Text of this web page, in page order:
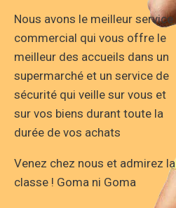
Nous avons le meilleur service
commercial qui vous offre le
meilleur des accueils dans un
supermarché et un service de
sécurité qui veille sur vous et
sur vos biens durant toute la
durée de vos achats
Venez chez nous et admirez la
classe ! Goma ni Goma